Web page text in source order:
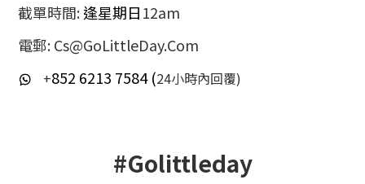
截單時間:逢星期日12am
電郵: Cs@GoLittleDay.Com
+852 6213 7584 (24小時內回覆)
#Golittleday